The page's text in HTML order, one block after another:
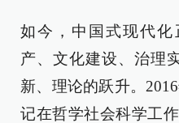
如今，中国式现代
产、文化建设、治理
新、理论的跃升。
记在哲学社会科学工